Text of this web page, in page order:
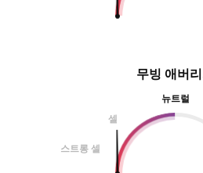
무빙 애버
뉴트럴
셀
스트롱 셀